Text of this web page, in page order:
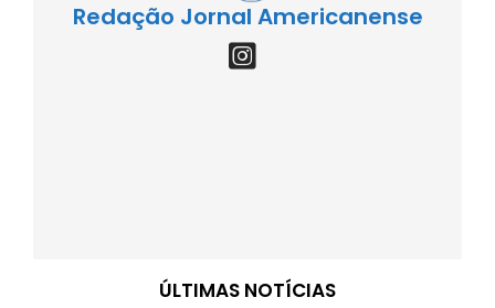
Redação Jornal Americanense
ÚLTIMAS NOTÍCIAS